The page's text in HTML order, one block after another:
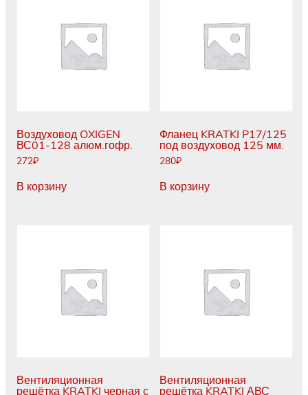
Воздуховод OXIGEN
ВС01-128 алюм.гофр.
272₽
В корзину
Фланец KRATKI P17/125
под воздуховод 125 мм.
280₽
В корзину
Вентиляционная
решётка KRATKI черная с
Вентиляционная
решётка KRATKI АВС